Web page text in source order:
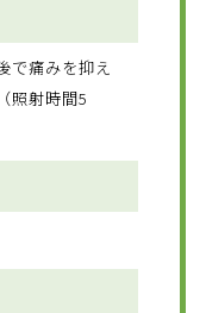
で痛みを抑え
照射時間5